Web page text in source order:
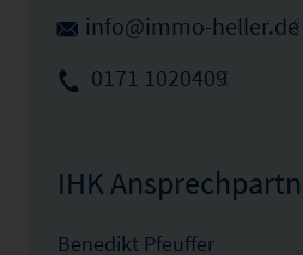
info@immo-heller.de
0171 1020409
IHK
Benedikt Pfeuffer